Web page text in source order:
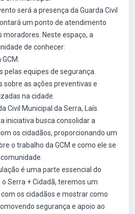
será a presença da Guarda Civil
um ponto de atendimento
moradores. Neste espaço, a
de conhecer:
pelas equipes de segurança.
sobre as ações preventivas e
na cidade.
Civil Municipal da Serra, Laís
iniciativa busca consolidar a
os cidadãos, proporcionando um
o trabalho da GCM e como ele se
é uma parte essencial do
Serra + Cidadã, teremos um
os cidadãos e mostrar como
segurança e apoio ao